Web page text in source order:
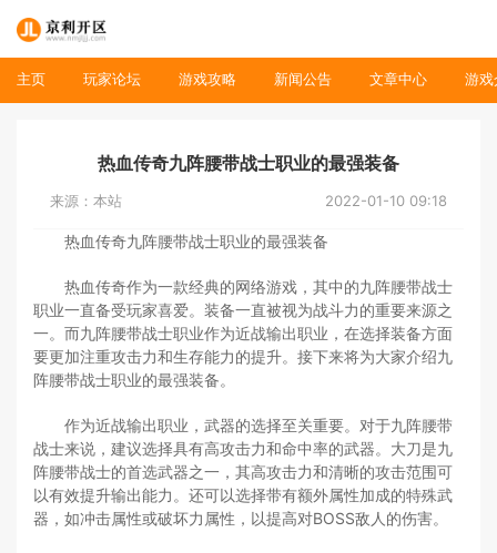
主页 玩家论坛 游戏攻略 新闻公告 文章中心 游戏
热血传奇九阵腰带战士职业的最强装备
来源：本站 2022-01-10 09:18
热血传奇九阵腰带战士职业的最强装备
热血传奇作为一款经典的网络游戏，其中的九阵腰带战士
职业一直备受玩家喜爱。装备一直被视为战斗力的重要来源之
一。而九阵腰带战士职业作为近战输出职业，在选择装备方面
要更加注重攻击力和生存能力的提升。接下来将为大家介绍九
阵腰带战士职业的最强装备。
作为近战输出职业，武器的选择至关重要。对于九阵腰带
战士来说，建议选择具有高攻击力和命中率的武器。大刀是九
阵腰带战士的首选武器之一，其高攻击力和清晰的攻击范围可
以有效提升输出能力。还可以选择带有额外属性加成的特殊武
器，如冲击属性或破坏力属性，以提高对BOSS敌人的伤害。